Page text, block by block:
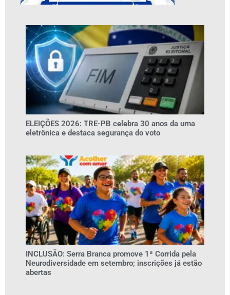
ELEIÇÕES 2026: TRE-PB celebra 30 anos da urna
eletrônica e destaca segurança do voto
INCLUSÃO: Serra Branca promove 1ª Corrida pela
Neurodiversidade em setembro; inscrições já estão
abertas